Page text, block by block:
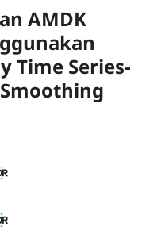
AMDK
Time Series-